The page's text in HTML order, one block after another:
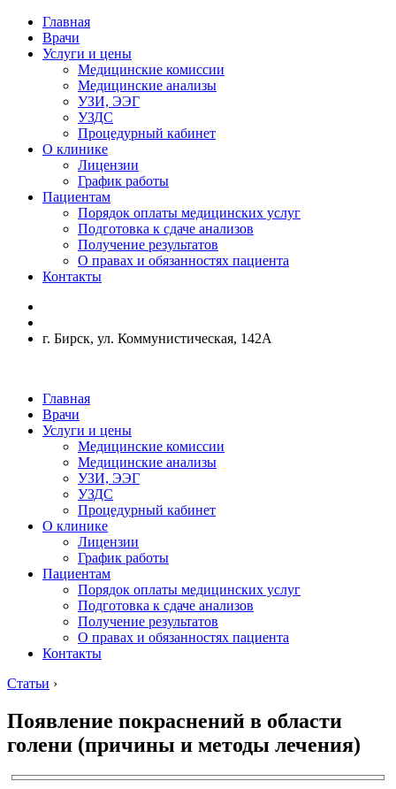
Главная
Врачи
Услуги и цены
Медицинские комиссии
Медицинские анализы
УЗИ, ЭЭГ
УЗДС
Процедурный кабинет
О клинике
Лицензии
График работы
Пациентам
Порядок оплаты медицинских услуг
Подготовка к сдаче анализов
Получение результатов
О правах и обязанностях пациента
Контакты
г. Бирск, ул. Коммунистическая, 142А
Главная
Врачи
Услуги и цены
Медицинские комиссии
Медицинские анализы
УЗИ, ЭЭГ
УЗДС
Процедурный кабинет
О клинике
Лицензии
График работы
Пациентам
Порядок оплаты медицинских услуг
Подготовка к сдаче анализов
Получение результатов
О правах и обязанностях пациента
Контакты
Статьи ›
Появление покраснений в области
голени (причины и методы лечения)